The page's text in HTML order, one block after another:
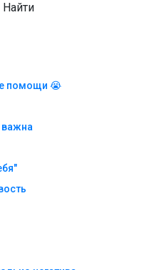
Найти
помощи 😭
важна